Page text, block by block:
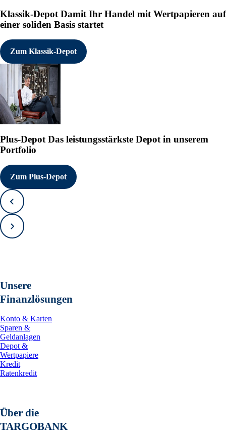
Klassik-DepotDamit Ihr Handel mit Wertpapieren auf
einer soliden Basis startet
Zum Klassik-Depot
Plus-Depot Das leistungsstärkste Depot in unserem
Portfolio
Zum Plus-Depot
Zurück
Vorwärts
Unsere
Finanzlösungen
Konto & Karten
Sparen &
Geldanlagen
Depot &
Wertpapiere
Kredit
Ratenkredit
Über die
TARGOBANK